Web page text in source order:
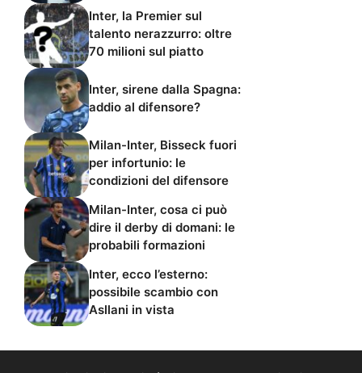
Inter, la Premier sul
talento nerazzurro: oltre
70 milioni sul piatto
Inter, sirene dalla Spagna:
addio al difensore?
Milan-Inter, Bisseck fuori
per infortunio: le
condizioni del difensore
Milan-Inter, cosa ci può
dire il derby di domani: le
probabili formazioni
Inter, ecco l’esterno:
possibile scambio con
Asllani in vista